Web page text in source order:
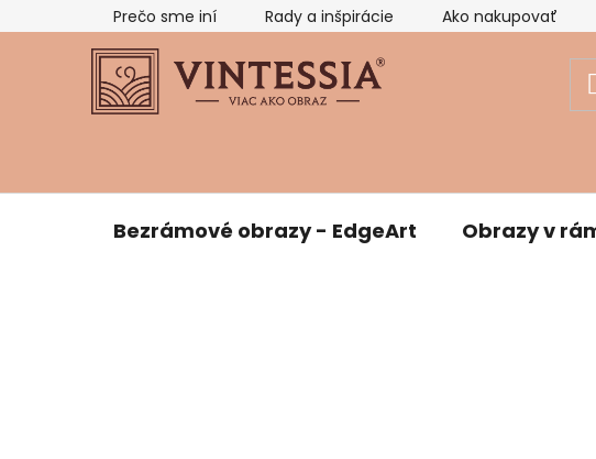
na
Prečo sme iní Rady a inšpirácie Ako nakupovať
Bezrámové obrazy - EdgeArt Obrazy v